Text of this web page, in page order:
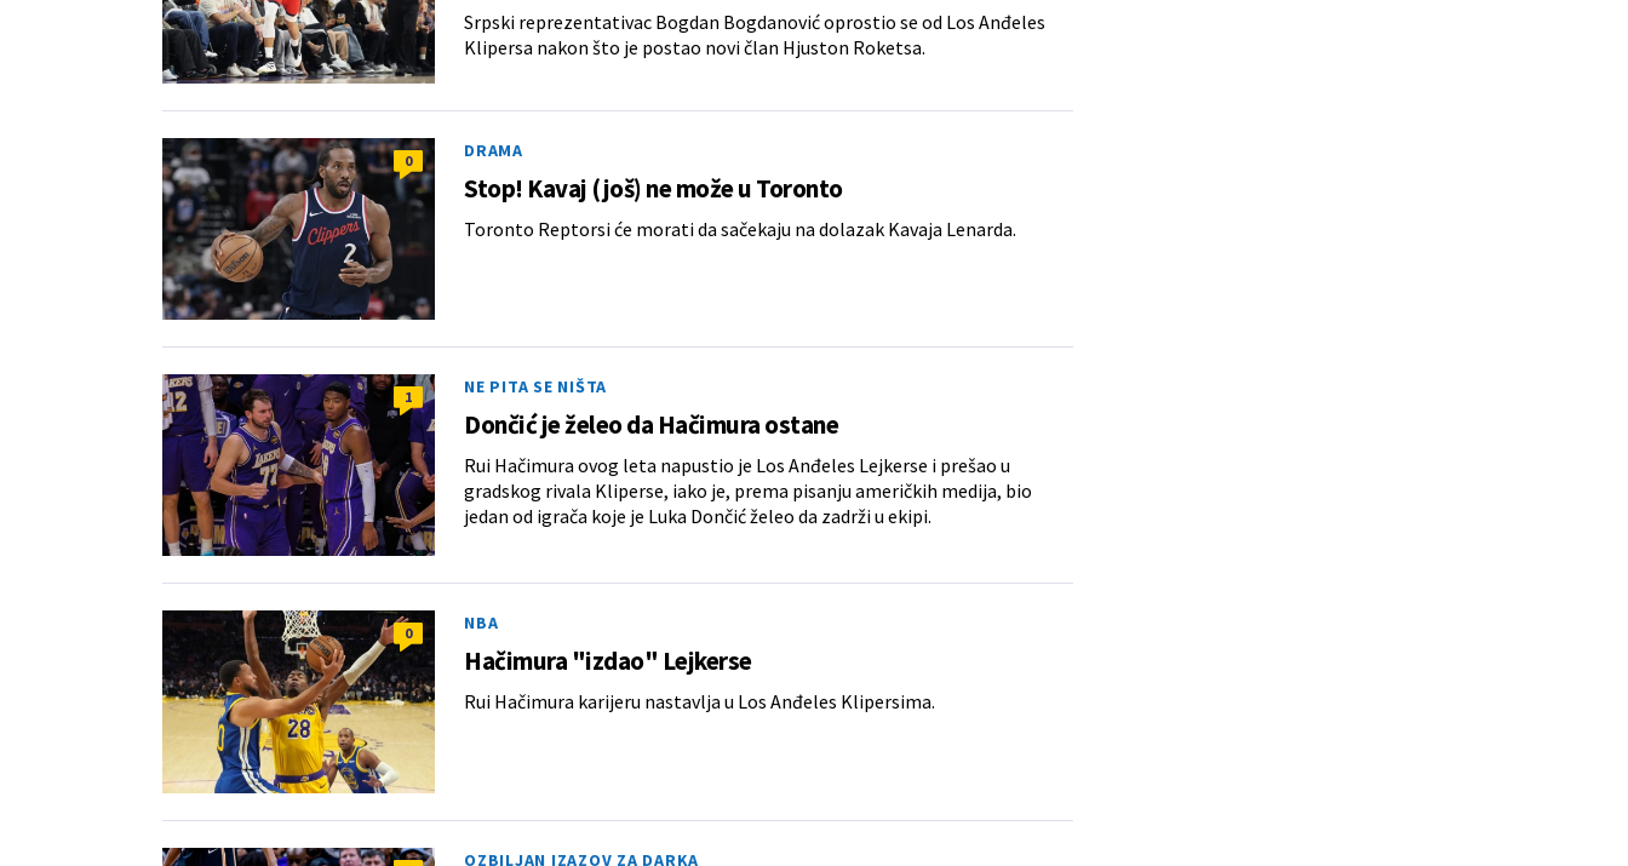
Srpski reprezentativac Bogdan Bogdanović oprostio se od Los Anđeles
Klipersa nakon što je postao novi član Hjuston Roketsa.
0 DRAMA
Stop! Kavaj (još) ne može u Toronto
Toronto Reptorsi će morati da sačekaju na dolazak Kavaja Lenarda.
1 NE PITA SE NIŠTA
Dončić je želeo da Hačimura ostane
Rui Hačimura ovog leta napustio je Los Anđeles Lejkerse i prešao u
gradskog rivala Kliperse, iako je, prema pisanju američkih medija, bio
jedan od igrača koje je Luka Dončić želeo da zadrži u ekipi.
0 NBA
Hačimura "izdao" Lejkerse
Rui Hačimura karijeru nastavlja u Los Anđeles Klipersima.
OZBILJAN IZAZOV ZA DARKA